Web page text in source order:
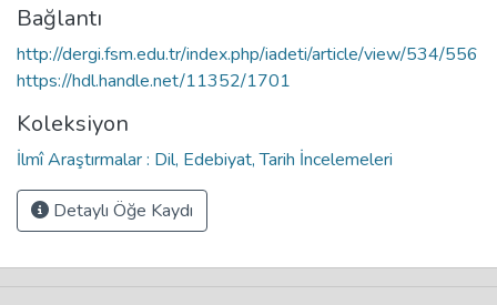
Bağlantı
http://dergi.fsm.edu.tr/index.php/iadeti/article/view/534/556
https://hdl.handle.net/11352/1701
Koleksiyon
İlmî Araştırmalar : Dil, Edebiyat, Tarih İncelemeleri
Detaylı Öğe Kaydı